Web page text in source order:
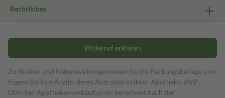
Rechtliches
Widerruf erklären
Zu Risiken und Nebenwirkungen lesen Sie die Packungsbeilage und
fragen Sie Ihre Ärztin, Ihren Arzt oder in Ihrer Apotheke. AVP:
Üblicher Apothekenverkaufspreis berechnet nach der